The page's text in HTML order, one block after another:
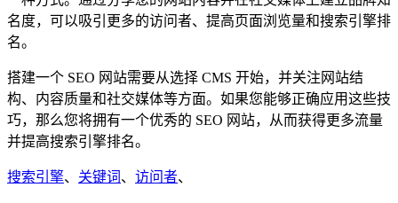
名度，可以吸引更多的访问者、提高页面浏览量和搜索引擎排
名。
搭建一个 SEO 网站需要从选择 CMS 开始，并关注网站结
构、内容质量和社交媒体等方面。如果您能够正确应用这些技
巧，那么您将拥有一个优秀的 SEO 网站，从而获得更多流量
并提高搜索引擎排名。
搜索引擎、 关键词 、 访问者、